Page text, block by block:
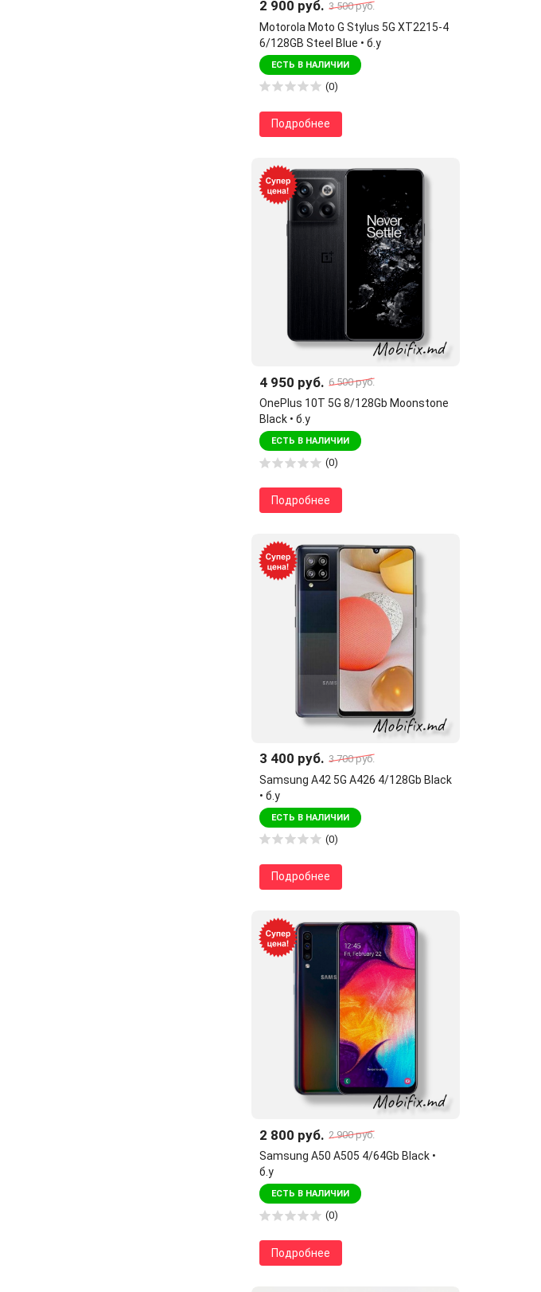
2 900 руб. 3 500 руб.
Motorola Moto G Stylus 5G XT2215-4
6/128GB Steel Blue • б.у
ЕСТЬ В НАЛИЧИИ
(0)
Подробнее
4 950 руб. 6 500 руб.
OnePlus 10T 5G 8/128Gb Moonstone
Black • б.у
ЕСТЬ В НАЛИЧИИ
(0)
Подробнее
3 400 руб. 3 700 руб.
Samsung A42 5G A426 4/128Gb Black
• б.у
ЕСТЬ В НАЛИЧИИ
(0)
Подробнее
2 800 руб. 2 900 руб.
Samsung A50 A505 4/64Gb Black •
б.у
ЕСТЬ В НАЛИЧИИ
(0)
Подробнее